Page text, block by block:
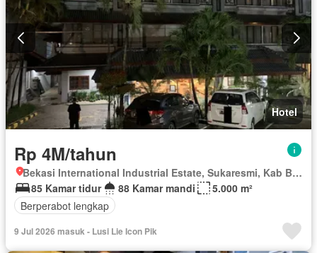
Hotel
Rp 4M/tahun
Bekasi International Industrial Estate, Sukaresmi, Kab Bekasi, Jawa Barat
85 Kamar tidur
88 Kamar mandi
5.000 m²
Berperabot lengkap
9 Jul 2026 masuk - Lusi Lie Icon Pik